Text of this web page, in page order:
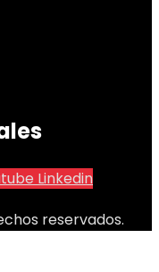
Linkedin
reservados.